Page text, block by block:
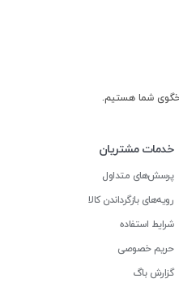
خدمات مشتریان
پرسش‌های متداول
رویه‌های بازگرداندن کالا
شرایط استفاده
حریم خصوصی
گزارش باگ